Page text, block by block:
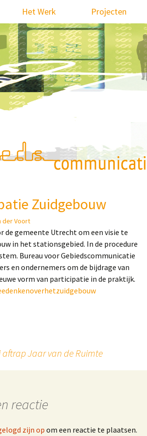
Het Werk Projecten
Zuidgebouw
der Voort
de gemeente Utrecht om een visie te
in het stationsgebied. In de procedure
Bureau voor Gebiedscommunicatie
en ondernemers om de bijdrage van
vorm van participatie in de praktijk.
Jaar van de Ruimte
reactie
zijn opom een reactie te plaatsen.